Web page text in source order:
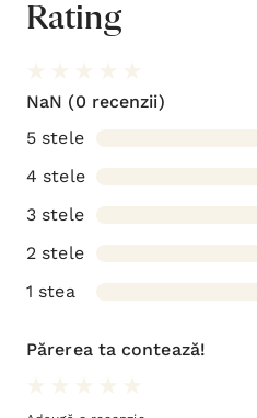
Rating
NaN (0 recenzii)
5 stele
4 stele
3 stele
2 stele
1 stea
Părerea ta contează!